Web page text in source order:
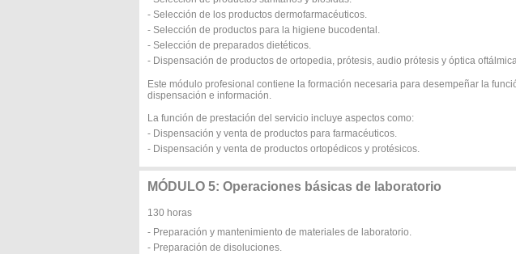
- Selección de los productos dermofarmacéuticos.
- Selección de productos para la higiene bucodental.
- Selección de preparados dietéticos.
- Dispensación de productos de ortopedia, prótesis, audio prótesis y óptica
Este módulo profesional contiene la formación necesaria para desempeñar la
dispensación e información.
La función de prestación del servicio incluye aspectos como:
- Dispensación y venta de productos para farmacéuticos.
- Dispensación y venta de productos ortopédicos y protésicos.
MÓDULO 5: Operaciones básicas de laboratorio
130 horas
- Preparación y mantenimiento de materiales de laboratorio.
- Preparación de disoluciones.